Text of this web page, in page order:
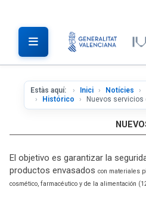
Estàs aquí: Inici Notícies
Histórico
Nuevos servicios
El objetivo es garantizar la
productos envasados con materiales
cosmético, farmacéutico y de la alimentación